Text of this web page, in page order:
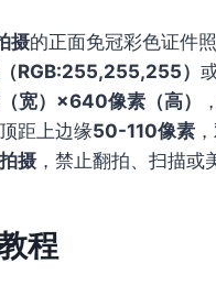
摄的正面免冠彩色证件
RGB:255,255,255）
宽）×640像素（高）
距上边缘50-110像素
摄，禁止翻拍、扫描或
程